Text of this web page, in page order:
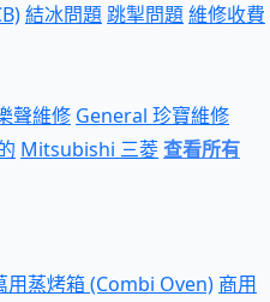
結冰問題跳掣問題維修收費
聲維修 General 珍寶維修
Mitsubishi 三菱查看所有
用蒸烤箱 (Combi Oven) 商用